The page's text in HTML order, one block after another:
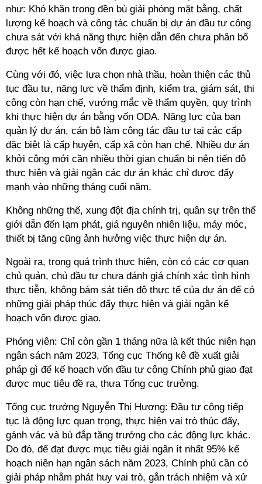
như: Khó khăn trong đền bù giải phóng mặt bằng, chất
lượng kế hoạch và công tác chuẩn bị dự án đầu tư công
chưa sát với khả năng thực hiện dẫn đến chưa phân bổ
được hết kế hoạch vốn được giao.
Cùng với đó, việc lựa chọn nhà thầu, hoàn thiện các thủ
tục đầu tư, năng lực về thẩm định, kiểm tra, giám sát, thi
công còn hạn chế, vướng mắc về thẩm quyền, quy trình
khi thực hiện dự án bằng vốn ODA. Năng lực của ban
quản lý dự án, cán bộ làm công tác đầu tư tại các cấp
đặc biệt là cấp huyện, cấp xã còn hạn chế. Nhiều dự án
khởi công mới cần nhiều thời gian chuẩn bị nên tiến độ
thực hiện và giải ngân các dự án khác chỉ được đẩy
mạnh vào những tháng cuối năm.
Không những thế, xung đột địa chính trị, quân sự trên thế
giới dẫn đến lạm phát, giá nguyên nhiên liệu, máy móc,
thiết bị tăng cũng ảnh hưởng việc thực hiện dự án.
Ngoài ra, trong quá trình thực hiện, còn có các cơ quan
chủ quản, chủ đầu tư chưa đánh giá chính xác tình hình
thực tiễn, không bám sát tiến độ thực tế của dự án để có
những giải pháp thúc đẩy thực hiện và giải ngân kế
hoạch vốn được giao.
Phóng viên: Chỉ còn gần 1 tháng nữa là kết thúc niên hạn
ngân sách năm 2023, Tổng cục Thống kê đề xuất giải
pháp gì để kế hoạch vốn đầu tư công Chính phủ giao đạt
được mục tiêu đề ra, thưa Tổng cục trưởng.
Tổng cục trưởng Nguyễn Thị Hương: Đầu tư công tiếp
tục là động lực quan trọng, thực hiện vai trò thúc đẩy,
gánh vác và bù đắp tăng trưởng cho các động lực khác.
Do đó, để đạt được mục tiêu giải ngân ít nhất 95% kế
hoạch niên hạn ngân sách năm 2023, Chính phủ cần có
giải pháp nhằm phát huy vai trò, gắn trách nhiệm và xử